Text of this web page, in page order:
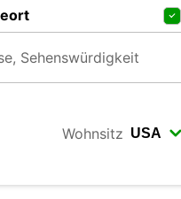
Wohnsitz